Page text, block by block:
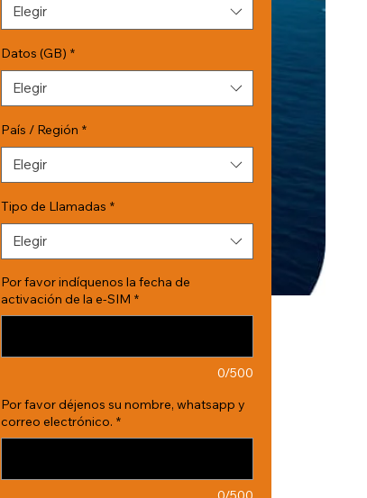
Elegir
Datos (GB) *
Elegir
País / Región *
Elegir
Tipo de Llamadas *
Elegir
Por favor indíquenos la fecha de
activación de la e-SIM *
0/500
Por favor déjenos su nombre, whatsapp y
correo electrónico. *